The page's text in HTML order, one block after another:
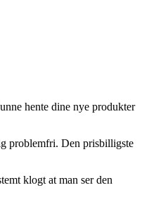
hente dine nye produkter
problemfri. Den prisbilligste
klogt at man ser den